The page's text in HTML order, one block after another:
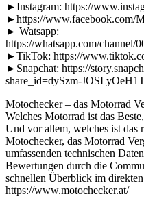
►Instagram: https://
►https://www.facebook.com/
► Watsapp:
https://whatsapp.com/
►TikTok: https://
►Snapchat: https://
share_id=dySzm-
Motochecker – das Motorrad
Welches Motorrad ist das
Und vor allem, welches ist das
Motochecker, das Motorrad
umfassenden technischen
Bewertungen durch die
schnellen Überblick im
https://www.motochecker.at/